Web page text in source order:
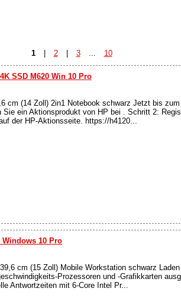
1
| 2 | 3 10
SSD M620 Win 10 Pro
cm (14 Zoll) 2in1 Notebook schwarz Jetzt bis
ein Aktionsprodukt von HP bei . Schritt 2:
der HP-Aktionsseite. https://h4120...
Windows 10 Pro
cm (15 Zoll) Mobile Workstation schwarz
Prozessoren und -Grafikkarten
Antwortzeiten mit 6-Core Intel Pr...